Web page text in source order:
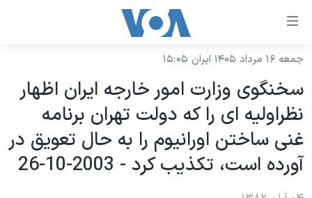
لینکهای
دسترسی
جهش
محتوای
اصلی
جهش
نسخه سبک وب‌سایت
موضوع ها
ایران
آمریکا
برنامه های تلویزیونی
جدول برنامه ها
جمعه ۱۶ مرداد ۱۴۰۵ ایران ۱۵:۰۵
سخنگوی وزارت امور خارجه ايران اظهار
نظراوليه ای را که دولت تهران برنامه
غنی ساختن اورانيوم را به حال تعويق در
آورده است، تکذيب کرد - 2003-10-26